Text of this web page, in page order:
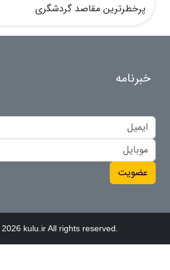
پرخطرترین مقاصد گردشگری
خبرنامه
عضویت
kulu.ir All rights reserved.